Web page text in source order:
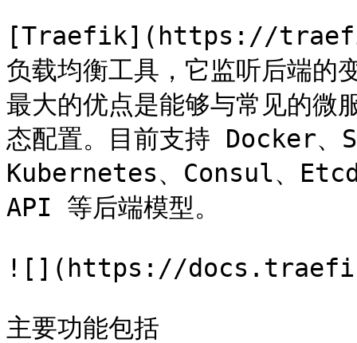
[Traefik](https://
负载均衡工具，它监听后端
最大的优点是能够与常见的微
态配置。目前支持 Docker、
Kubernetes、Consul、
API 等后端模型。
![](https://
主要功能包括